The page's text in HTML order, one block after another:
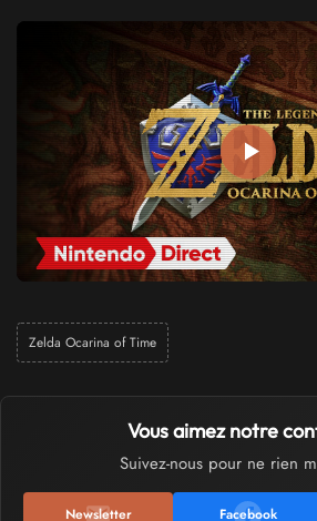
Zelda Ocarina of Time
Vous aimez notre
Suivez-nous pour ne rien
Newsletter Facebook